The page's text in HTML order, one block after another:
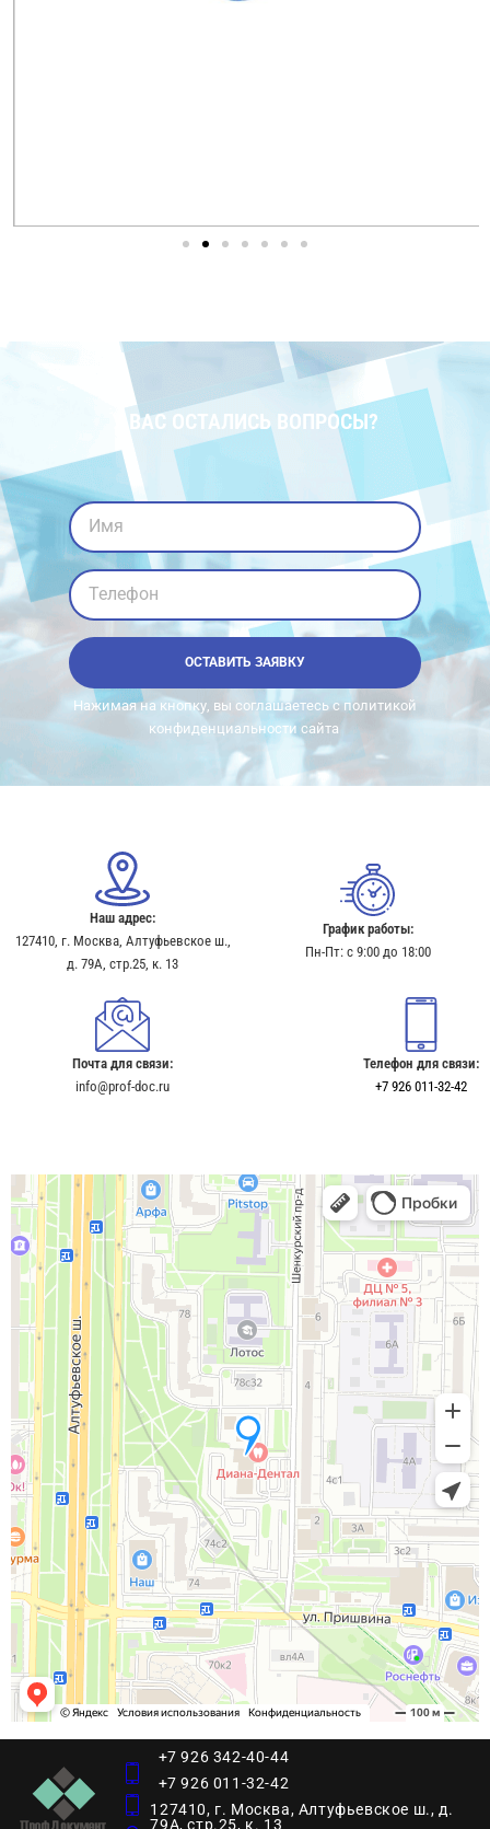
У ВАС ОСТАЛИСЬ ВОПРОСЫ?
Имя
Телефон
ОСТАВИТЬ ЗАЯВКУ
Нажимая на кнопку, вы соглашаетесь с политикой
конфиденциальности сайта
Наш адрес:
127410, г. Москва, Алтуфьевское ш.,
д. 79А, стр.25, к. 13​
График работы:
Пн-Пт: с 9:00 до 18:00
Почта для связи:
info@prof-doc.ru
Телефон для связи:
+7 926 011-32-42
+7 926 342-40-44
+7 926 011-32-42
127410, г. Москва, Алтуфьевское ш., д.
79А, стр.25, к. 13​